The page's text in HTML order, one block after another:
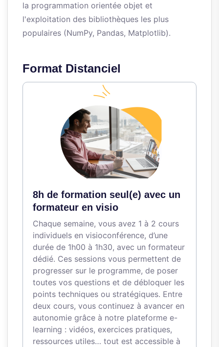
la programmation orientée objet et
l'exploitation des bibliothèques les plus
populaires (NumPy, Pandas, Matplotlib).
Format Distanciel
8h de formation seul(e) avec un
formateur en visio
Chaque semaine, vous avez 1 à 2 cours
individuels en visioconférence, d’une
durée de 1h00 à 1h30, avec un formateur
dédié. Ces sessions vous permettent de
progresser sur le programme, de poser
toutes vos questions et de débloquer les
points techniques ou stratégiques. Entre
deux cours, vous continuez à avancer en
autonomie grâce à notre plateforme e-
learning : vidéos, exercices pratiques,
ressources utiles… tout est accessible à